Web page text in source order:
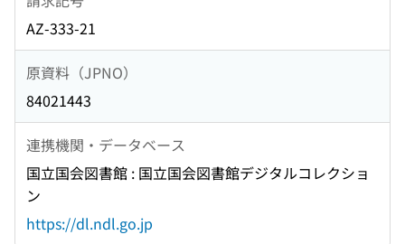
AZ-333-21
原資料（JPNO）
84021443
連携機関・データベース
国立国会図書館 : 国立国会図書館デジタルコレクショ
ン
https://dl.ndl.go.jp